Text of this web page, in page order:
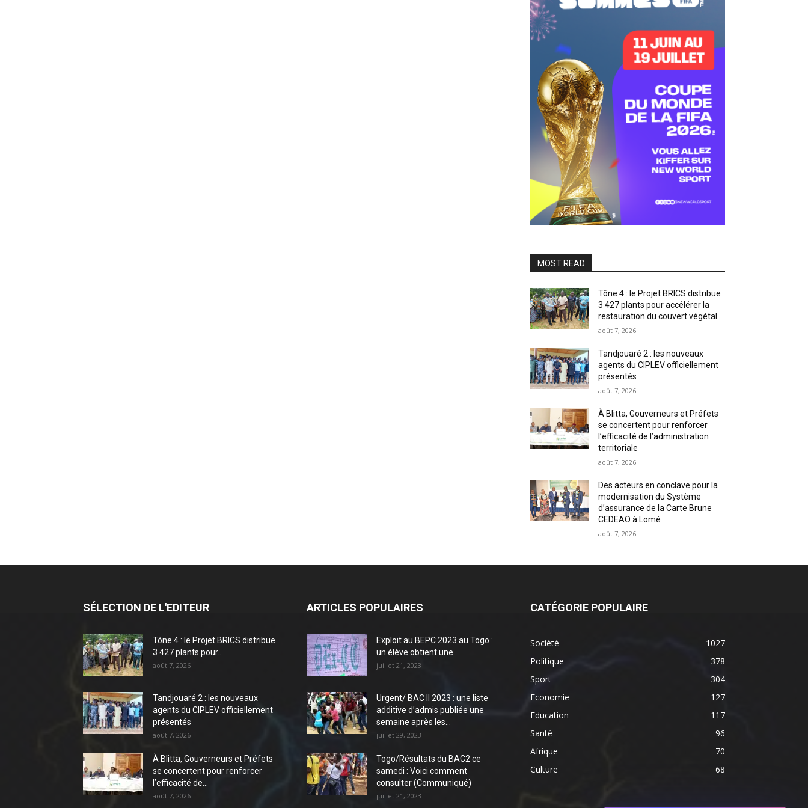
MOST READ
Tône 4 : le Projet BRICS distribue
3 427 plants pour accélérer la
restauration du couvert végétal
août 7, 2026
Tandjouaré 2 : les nouveaux
agents du CIPLEV officiellement
présentés
août 7, 2026
À Blitta, Gouverneurs et Préfets
se concertent pour renforcer
l’efficacité de l’administration
territoriale
août 7, 2026
Des acteurs en conclave pour la
modernisation du Système
d’assurance de la Carte Brune
CEDEAO à Lomé
août 7, 2026
SÉLECTION DE L'EDITEUR
Tône 4 : le Projet BRICS distribue
3 427 plants pour...
août 7, 2026
Tandjouaré 2 : les nouveaux
agents du CIPLEV officiellement
présentés
août 7, 2026
À Blitta, Gouverneurs et Préfets
se concertent pour renforcer
l’efficacité de...
août 7, 2026
ARTICLES POPULAIRES
Exploit au BEPC 2023 au Togo :
un élève obtient une...
juillet 21, 2023
Urgent/ BAC II 2023 : une liste
additive d’admis publiée une
semaine après les...
juillet 29, 2023
Togo/Résultats du BAC2 ce
samedi : Voici comment
consulter (Communiqué)
juillet 21, 2023
CATÉGORIE POPULAIRE
Société
1027
Politique
378
Sport
304
Economie
127
Education
117
Santé
96
Afrique
70
Culture
68